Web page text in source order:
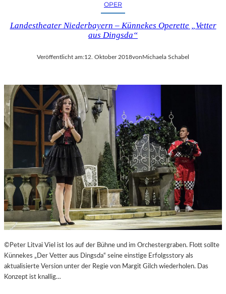
OPER
Landestheater Niederbayern – Künnekes Operette „Vetter
aus Dingsda“
Veröffentlicht am:12. Oktober 2018von Michaela Schabel
©Peter Litvai Viel ist los auf der Bühne und im Orchestergraben. Flott sollte
Künnekes „Der Vetter aus Dingsda“ seine einstige Erfolgsstory als
aktualisierte Version unter der Regie von Margit Gilch wiederholen. Das
Konzept ist knallig…